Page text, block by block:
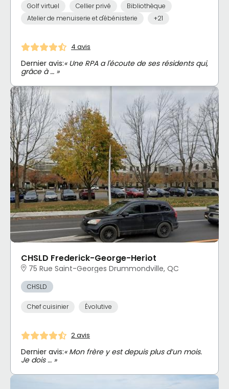
Golf virtuel Cellier privé
Bibliothèque
Atelier de menuiserie et d'ébénisterie
+21
4 avis
Dernier avis:« Une RPA a l'écoute de ses résidents qui,
grâce à … »
CHSLD Frederick-George-Heriot
75 Rue Saint-Georges Drummondville, QC
CHSLD
Chef cuisinier Évolutive
2 avis
Dernier avis:« Mon frère y est depuis plus d’un mois.
Je dois … »